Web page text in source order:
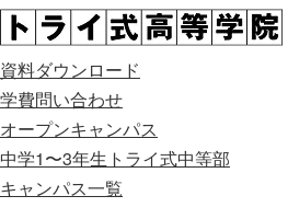
資料ダウンロード
学費問い合わせ
オープンキャンパス
中学1〜3年生 トライ式中等部
キャンパス一覧